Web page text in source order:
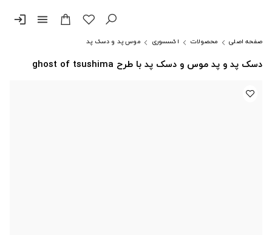
menu
login
صفحه اصلی محصولات اکسسوری موس پد و دسک پد
دسک پد و پد موس و دسک پد با طرح ghost of tsushima